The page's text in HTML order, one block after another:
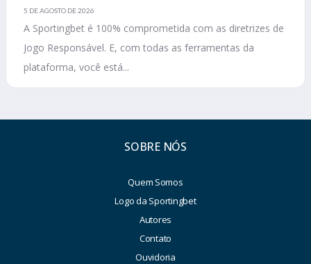
5 DE AGOSTO DE 2026
A Sportingbet é 100% comprometida com as diretrizes de
Jogo Responsável. E, com todas as ferramentas da
plataforma, você está...
SOBRE NÓS
Quem Somos
Logo da Sportingbet
Autores
Contato
Ouvidoria